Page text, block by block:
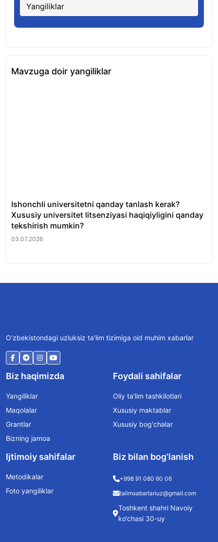
Yangiliklar
Mavzuga doir yangiliklar
Ishonchli universitetni qanday tanlash kerak?
Xususiy universitet litsenziyasi haqiqiyligini qanday
tekshirish mumkin?
03.07.2026
O‘zbekistondagi uzluksiz ta’lim tizimiga oid muhim xabarlar
Biz haqimizda
Yangiliklar
Maqolalar
Grantlar
Bizning jamoa
Foydali sahifalar
Oliy ta’lim tashkilotlari
Xususiy maktablar
Xususiy bog‘chalar
Ijtimoiy sahifalar
Metodikalar
Foto yangiliklar
Biz bilan bog’lanish
+998 91 080 60 06
talimxabarlariuz@gmail.com
Toshkent shahri Navoiy
ko‘chasi 30-uy